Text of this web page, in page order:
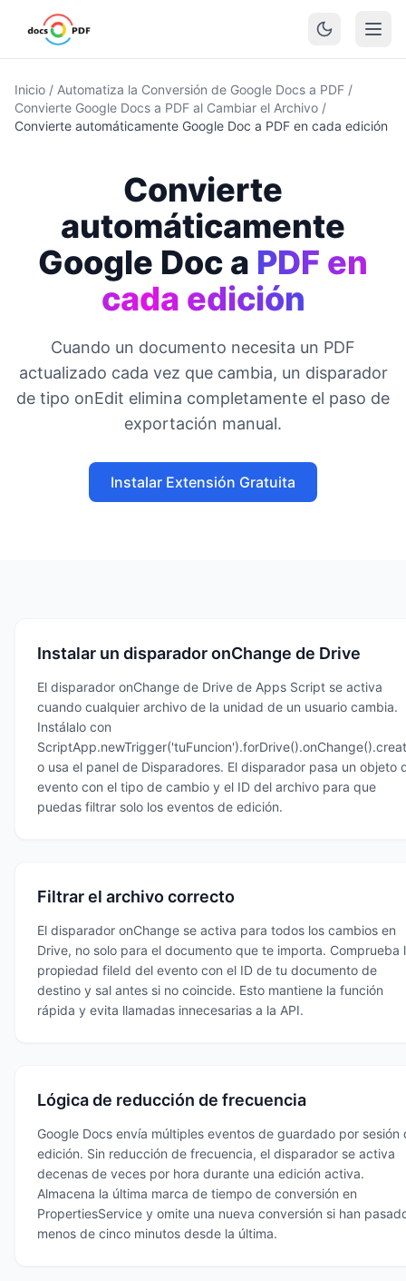
Inicio / Automatiza la Conversión de Google Docs a PDF /
Convierte Google Docs a PDF al Cambiar el Archivo /
Convierte automáticamente Google Doc a PDF en cada edición
Convierte
automáticamente
Google Doc a PDF en
cada edición
Cuando un documento necesita un PDF
actualizado cada vez que cambia, un disparador
de tipo onEdit elimina completamente el paso de
exportación manual.
Instalar Extensión Gratuita
Instalar un disparador onChange de Drive
El disparador onChange de Drive de Apps Script se activa
cuando cualquier archivo de la unidad de un usuario cambia.
Instálalo con
o usa el panel de Disparadores. El disparador pasa un objeto
evento con el tipo de cambio y el ID del archivo para que
puedas filtrar solo los eventos de edición.
Filtrar el archivo correcto
El disparador onChange se activa para todos los cambios en
Drive, no solo para el documento que te importa. Comprueba
propiedad fileId del evento con el ID de tu documento de
destino y sal antes si no coincide. Esto mantiene la función
rápida y evita llamadas innecesarias a la API.
Lógica de reducción de frecuencia
Google Docs envía múltiples eventos de guardado por sesión
edición. Sin reducción de frecuencia, el disparador se activa
decenas de veces por hora durante una edición activa.
Almacena la última marca de tiempo de conversión en
PropertiesService y omite una nueva conversión si han
menos de cinco minutos desde la última.